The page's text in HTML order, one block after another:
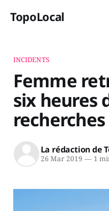
TopoLocal
INCIDENTS
Femme
six heures
La rédaction de
26 Mar 2019 —1